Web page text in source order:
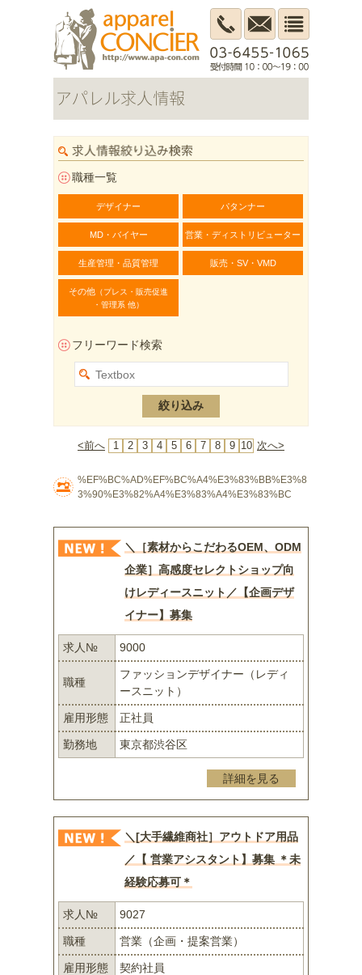
職種一覧
デザイナー パタンナー
MD・バイヤー 営業・ディストリビューター
生産管理・品質管理 販売・SV・VMD
その他 （プレス・販売促進
・管理系 他）
フリーワード検索
<前へ 1 2 3 4 5 6 7 8 9 10 次へ>
%EF%BC%AD%EF%BC%A4%E3%83%BB%E3%8
3%90%E3%82%A4%E3%83%A4%E3%83%BC
＼［素材からこだわるOEM、ODM
企業］高感度セレクトショップ向
けレディースニット／【企画デザ
イナー】募集
求人№ 9000
職種
ファッションデザイナー（レディ
ースニット）
雇用形態 正社員
勤務地 東京都渋谷区
詳細を見る
＼[大手繊維商社］アウトドア用品
／【 営業アシスタント】募集 ＊未
経験応募可＊
求人№ 9027
職種 営業（企画・提案営業）
雇用形態 契約社員